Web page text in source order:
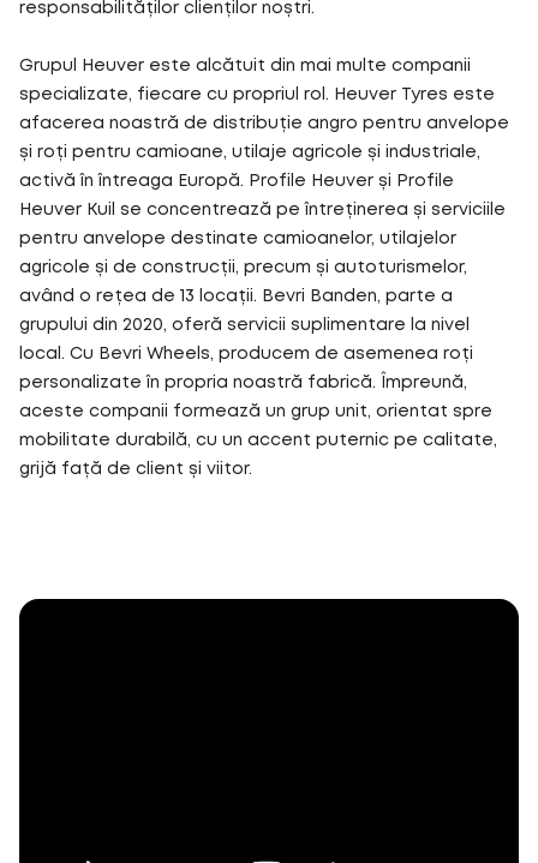
responsabilităților clienților noștri.
Grupul Heuver este alcătuit din mai multe companii
specializate, fiecare cu propriul rol. Heuver Tyres este
afacerea noastră de distribuție angro pentru anvelope
și roți pentru camioane, utilaje agricole și industriale,
activă în întreaga Europă. Profile Heuver și Profile
Heuver Kuil se concentrează pe întreținerea și serviciile
pentru anvelope destinate camioanelor, utilajelor
agricole și de construcții, precum și autoturismelor,
având o rețea de 13 locații. Bevri Banden, parte a
grupului din 2020, oferă servicii suplimentare la nivel
local. Cu Bevri Wheels, producem de asemenea roți
personalizate în propria noastră fabrică. Împreună,
aceste companii formează un grup unit, orientat spre
mobilitate durabilă, cu un accent puternic pe calitate,
grijă față de client și viitor.